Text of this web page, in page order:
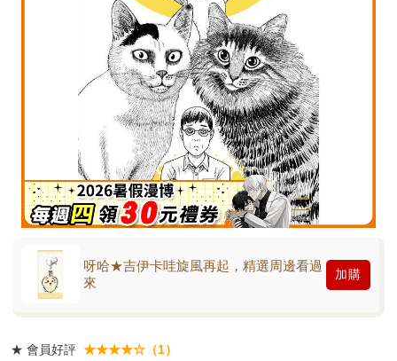
呀哈★吉伊卡哇旋風再起，精選周邊看過
來
加購
★ 會員好評 ★★★★☆（1）